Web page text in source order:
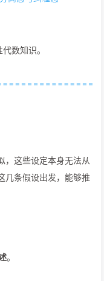
数知识。
，这些设定本身无法从
几条假设出发，能够推
。